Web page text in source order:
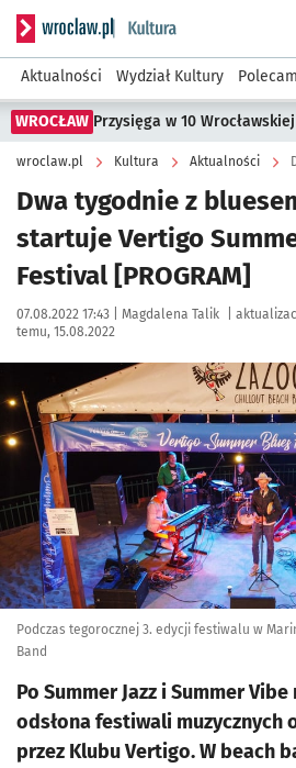
Serwis informacyjny wroclaw.pl
Aktualności Wydział Kultury
WROCŁAW Przysięga w 10
wroclaw.pl Kultura Aktualności
Dwa tygodnie z
startuje Vertigo
Festival [PROGRAM]
Data publikacji:
07.08.2022 17:43 | Autor:
Magdalena Talik
temu, 15.08.2022
Kliknij, aby powiększyć
Podczas tegorocznej 3. edycji festiwalu w
Band
Po Summer Jazz i Summer
odsłona festiwali muzycznych
przez Klubu Vertigo. W beach